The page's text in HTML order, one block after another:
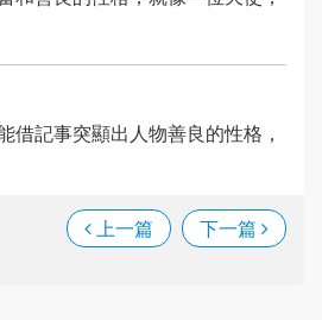
借記事突顯出人物善良的性格，
上一篇 下一篇